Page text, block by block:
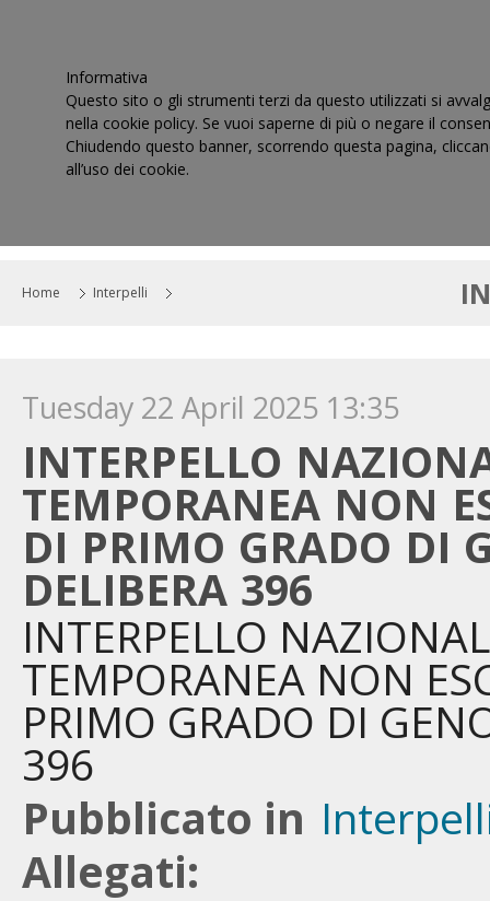
Home Interpelli
Tuesday 22 April 2025 13:35
INTERPELLO
TEMPORANEA NON
DI PRIMO GRADO DI
DELIBERA 396
INTERPELLO
TEMPORANEA NON
PRIMO GRADO DI
396
Pubblicato in
Allegati:
Informativa
Questo sito o gli strumenti terzi da questo utilizzati si
nella cookie policy. Se vuoi saperne di più o negare il
Chiudendo questo banner, scorrendo questa pagina,
all’uso dei cookie.